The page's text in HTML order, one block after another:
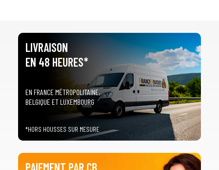
LIVRAISON
EN 48 HEURES*
EN FRANCE MÉTROPOLITAINE,
BELGIQUE ET LUXEMBOURG
*HORS HOUSSES SUR MESURE
PAIEMENT PAR CB